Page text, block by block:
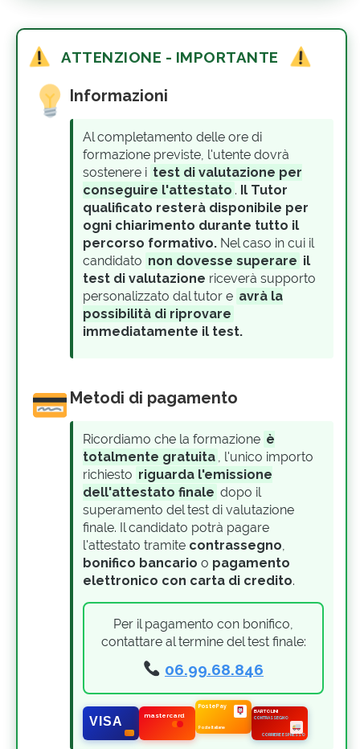
ATTENZIONE - IMPORTANTE
Informazioni
Al completamento delle ore di
formazione previste, l'utente dovrà
sostenere i test di valutazione per
conseguire l'attestato . Il Tutor
qualificato resterà disponibile per
ogni chiarimento durante tutto il
percorso formativo. Nel caso in cui il
candidato non dovesse superare il
test di valutazione riceverà supporto
personalizzato dal tutor e avrà la
possibilità di riprovare
immediatamente il test.
Metodi di pagamento
Ricordiamo che la formazione è
totalmente gratuita
, l'unico importo
richiesto riguarda l'emissione
dell'attestato finale dopo il
superamento del test di valutazione
finale. Il candidato potrà pagare
l'attestato tramite contrassegno
bonifico bancario o pagamento
elettronico con carta di credito.
Per il pagamento con bonifico,
contattare al termine del test finale:
06.99.68.846
VISA mastercard
Poste Italiane
BARTOLINI
CONTRASSEGNO
CORRIERE ESPRESSO